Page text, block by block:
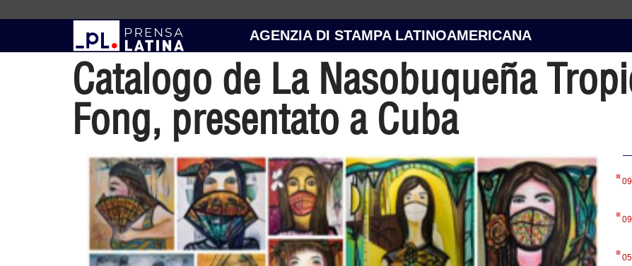
AGENZIA DI STAMPA LATINOAMERICANA
Catalogo de La Nasobuqueña
Fong, presentato a Cuba
.
.
.